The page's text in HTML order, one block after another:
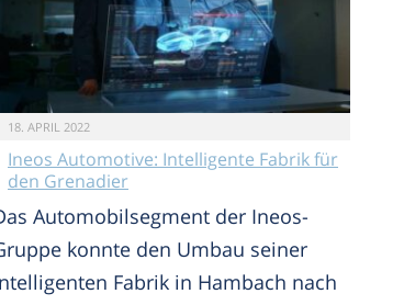
18. APRIL 2022
Ineos Automotive: Intelligente Fabrik für
den Grenadier
Automobilsegment der Ineos-
konnte den Umbau seiner
Fabrik in Hambach nach